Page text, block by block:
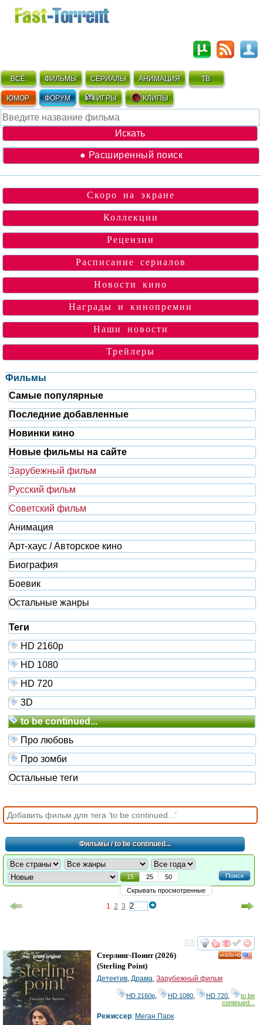
ВСЁ ФИЛЬМЫ СЕРИАЛЫ АНИМАЦИЯ ТВ
ЮМОР ФОРУМ ИГРЫ КЛИПЫ
● Расширенный поиск
Скоро на экране
Коллекции
Рецензии
Расписание сериалов
Новости кино
Награды и кинопремии
Наши новости
Трейлеры
Фильмы
Самые популярные
Последние добавленные
Новинки кино
Новые фильмы на сайте
Зарубежный фильм
Русский фильм
Советский фильм
Анимация
Арт-хаус / Авторское кино
Биография
Боевик
Остальные жанры
Теги
HD 2160р
HD 1080
HD 720
3D
to be continued...
Про любовь
Про зомби
Остальные теги
Фильмы/ to be continued...
Поиск
15 25
50
Скрывать просмотренные
1 2 3
смотреть
Стерлинг-Поинт(2026)
(Sterling Point)
Детектив, Драма, Зарубежный фильм
HD 2160р HD 1080 HD 720
to be
continued...
Режиссер: Меган Парк